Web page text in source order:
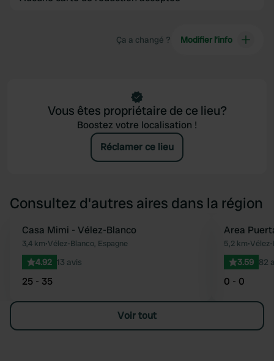
Ça a changé ? Modifier l’info
Vous êtes propriétaire de ce lieu?
Boostez votre localisation !
Réclamer ce lieu
Consultez d'autres aires dans la région
Préféré
Casa Mimi - Vélez-Blanco
3,4 km•Vélez-Blanco, Espagne
4.92 13 avis
25 - 35
Area
5,2 km•Vélez-
3.59 82
0 - 0
Voir tout